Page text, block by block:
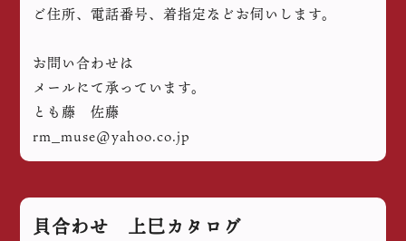
ご住所、電話番号、着指定などお伺いします。
お問い合わせは
メールにて承っています。
とも藤 佐藤
rm_muse@yahoo.co.jp
貝合わせ 上巳カタログ